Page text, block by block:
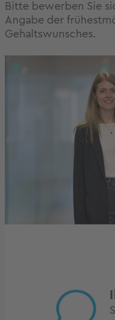
Bitte bewerben Sie
Angabe der
Gehaltswunsches.